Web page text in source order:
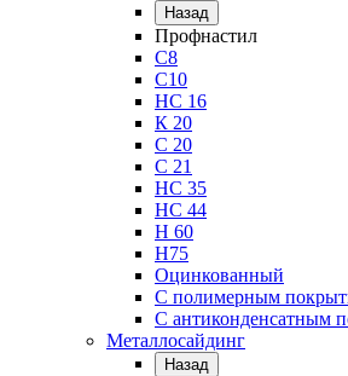
Назад
Профнастил
С8
С10
НС 16
К 20
С 20
С 21
НС 35
НС 44
Н 60
Н75
Оцинкованный
С полимерным
С антиконденсатным
Металлосайдинг
Назад